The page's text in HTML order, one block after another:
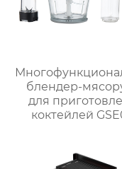
блендер-
для
коктейлей